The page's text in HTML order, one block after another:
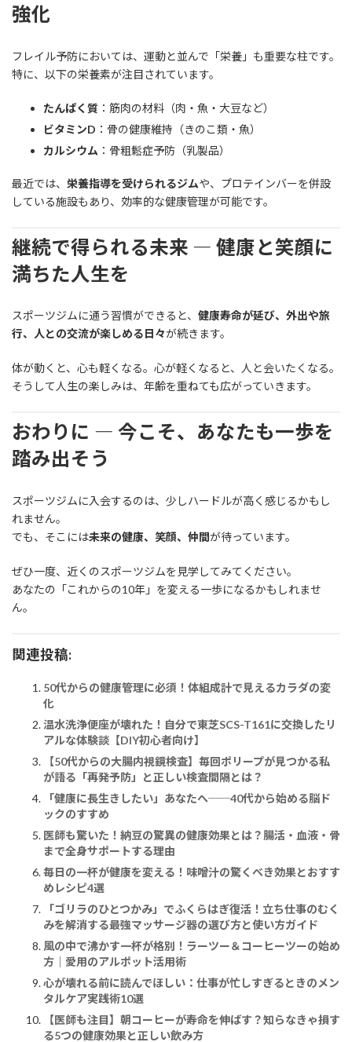
強化
フレイル予防においては、運動と並んで「栄養」も重要な柱です。
特に、以下の栄養素が注目されています。
たんぱく質 ：筋肉の材料（肉・魚・大豆など）
ビタミンD ：骨の健康維持（きのこ類・魚）
カルシウム ：骨粗鬆症予防（乳製品）
最近では、 栄養指導を受けられるジムや、プロテインバーを併設
している施設もあり、効率的な健康管理が可能です。
継続で得られる未来 ― 健康と笑顔に
満ちた人生を
スポーツジムに通う習慣ができると、 健康寿命が延び、外出や旅
行、人との交流が楽しめる日々が続きます。
体が動くと、心も軽くなる。心が軽くなると、人と会いたくなる。
そうして人生の楽しみは、年齢を重ねても広がっていきます。
おわりに ― 今こそ、あなたも一歩を
踏み出そう
スポーツジムに入会するのは、少しハードルが高く感じるかもし
れません。
でも、そこには未来の健康、笑顔、仲間が待っています。
ぜひ一度、近くのスポーツジムを見学してみてください。
あなたの「これからの10年」を変える一歩になるかもしれませ
ん。
関連投稿:
50代からの健康管理に必須！体組成計で見えるカラダの変
化
温水洗浄便座が壊れた！自分で東芝SCS-T161に交換したリ
アルな体験談【DIY初心者向け】
【50代からの大腸内視鏡検査】毎回ポリープが見つかる私
が語る「再発予防」と正しい検査間隔とは？
「健康に長生きしたい」あなたへ──40代から始める脳ド
ックのすすめ
医師も驚いた！納豆の驚異の健康効果とは？腸活・血液・骨
まで全身サポートする理由
毎日の一杯が健康を変える！味噌汁の驚くべき効果とおすす
めレシピ4選
「ゴリラのひとつかみ」でふくらはぎ復活！立ち仕事のむく
みを解消する最強マッサージ器の選び方と使い方ガイド
風の中で沸かす一杯が格別！ラーツー＆コーヒーツーの始め
方｜愛用のアルポット活用術
心が壊れる前に読んでほしい：仕事が忙しすぎるときのメン
タルケア実践術10選
【医師も注目】朝コーヒーが寿命を伸ばす？知らなきゃ損す
る5つの健康効果と正しい飲み方